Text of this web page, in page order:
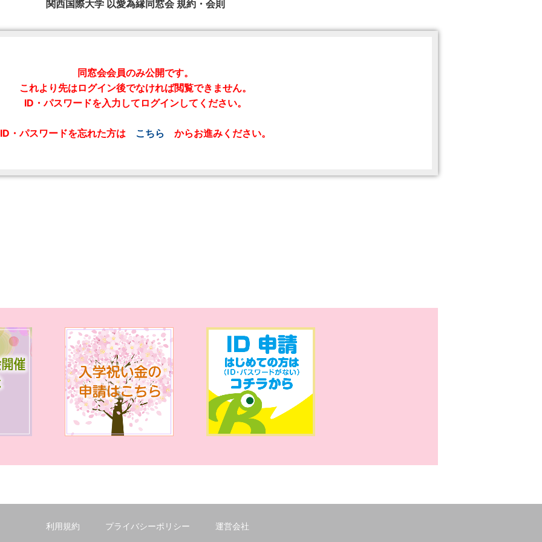
関西国際大学 以愛為縁同窓会 規約・会則
同窓会会員のみ公開です。
これより先はログイン後でなければ閲覧できません。
ID・パスワードを入力してログインしてください。
ID・パスワードを忘れた方は こちら からお進みください。
利用規約 プライバシーポリシー 運営会社